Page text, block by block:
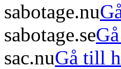
sabotage.nu
sabotage.se
sac.nuGå till